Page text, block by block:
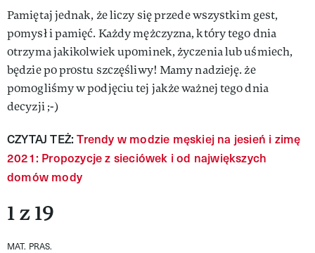
Pamiętaj jednak, że liczy się przede wszystkim gest,
pomysł i pamięć. Każdy mężczyzna, który tego dnia
otrzyma jakikolwiek upominek, życzenia lub uśmiech,
będzie po prostu szczęśliwy! Mamy nadzieję. że
pomogliśmy w podjęciu tej jakże ważnej tego dnia
decyzji ;-)
CZYTAJ TEŻ:Trendy w modzie męskiej na jesień i zimę
2021: Propozycje z sieciówek i od największych
domów mody
1 z 19
MAT. PRAS.